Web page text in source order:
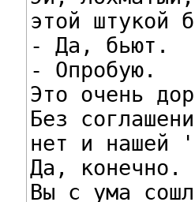
этой штукой
- Да, бьют.
- Опробую.
Это очень
Без
нет и нашей
Да, конечно.
Вы с ума